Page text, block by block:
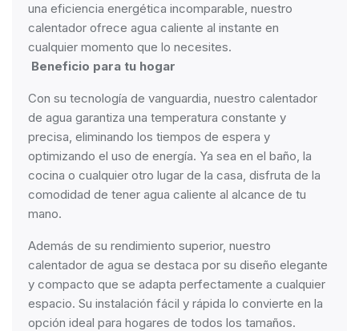
una eficiencia energética incomparable, nuestro
calentador ofrece agua caliente al instante en
cualquier momento que lo necesites.
Beneficio para tu hogar
Con su tecnología de vanguardia, nuestro calentador
de agua garantiza una temperatura constante y
precisa, eliminando los tiempos de espera y
optimizando el uso de energía. Ya sea en el baño, la
cocina o cualquier otro lugar de la casa, disfruta de la
comodidad de tener agua caliente al alcance de tu
mano.
Además de su rendimiento superior, nuestro
calentador de agua se destaca por su diseño elegante
y compacto que se adapta perfectamente a cualquier
espacio. Su instalación fácil y rápida lo convierte en la
opción ideal para hogares de todos los tamaños.